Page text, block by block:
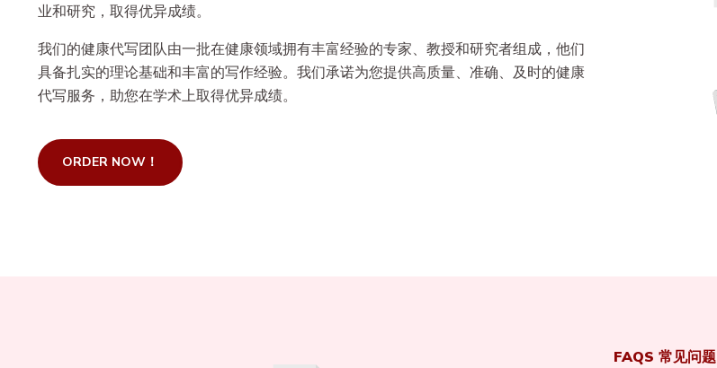
业和研究，取得优异成绩。
我们的健康代写团队由一批在健康领域拥有丰富经验的专家、教授和研究者组成，他们
具备扎实的理论基础和丰富的写作经验。我们承诺为您提供高质量、准确、及时的健康
代写服务，助您在学术上取得优异成绩。
ORDER NOW！
FAQS 常见问题